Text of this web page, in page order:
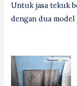
Untuk jasa tekuk
dengan dua model